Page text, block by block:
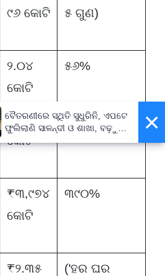
୯୬ କୋଟି ୫ ଗୁଣ)
୨.୦୪
କୋଟି
୫୬%
₹୭,୮୬୯
କୋଟି
୬୨୮%
₹୩,୯୭୪
କୋଟି
୩୯୦%
₹୨.୩୫
('ହର ଘର
×
ବୈତରଣୀରେ ସ୍ଥିତି ସୁଧୁରିନି, ଏପଟେ
ଫୁଲିଲାଣି ସାଳନ୍ଦୀ ଓ ଶାଖା, ବଢ଼ୁଛି